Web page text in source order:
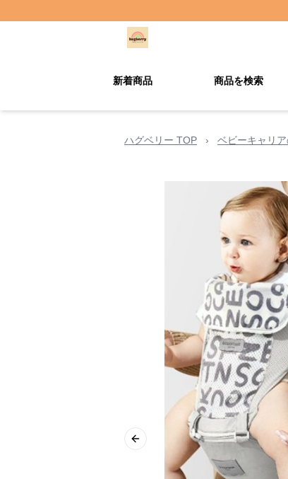
新着商品 商品を検索
ハグベリー TOP › ベビーキャリ
Previous slide